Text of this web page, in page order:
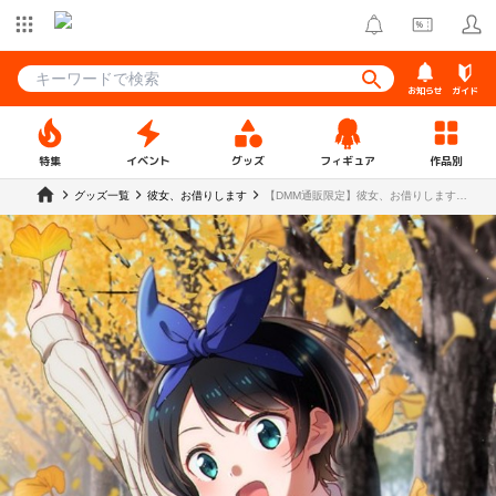
お知らせ ガイド
特集 イベント グッズ フィギュア 作品別
グッズ一覧 彼女、お借りします
【DMM通販限定】彼女、お借りします